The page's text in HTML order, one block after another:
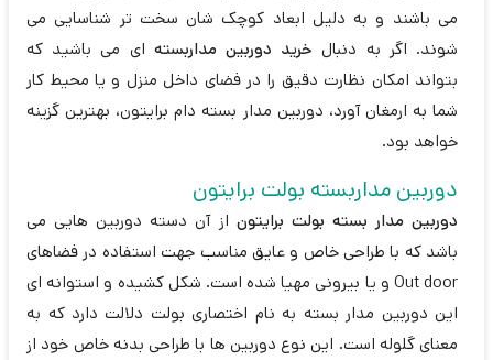
می باشند و به دلیل ابعاد کوچک شان سخت تر شناسایی می
شوند. اگر به دنبال خرید دوربین مداربسته ای می باشید که
بتواند امکان نظارت دقیق را در فضای داخل منزل و یا محیط کار
شما به ارمغان آورد، دوربین مدار بسته دام برایتون، بهترین گزینه
خواهد بود.
دوربین مداربسته بولت برایتون
دوربین مدار بسته بولت برایتون از آن دسته دوربین هایی می
باشد که با طراحی خاص و عایق مناسب جهت استفاده در فضاهای
Out door و یا بیرونی مهیا شده است. شکل کشیده و استوانه ای
این دوربین مدار بسته به نام اختصاری بولت دلالت دارد که به
معنای گلوله است. این نوع دوربین ها با طراحی بدنه خاص خود از